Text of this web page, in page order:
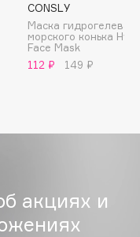
CONSLY
Маска гидрогелевая
морского конька
Face Mask
112 ₽
149 ₽
акциях и